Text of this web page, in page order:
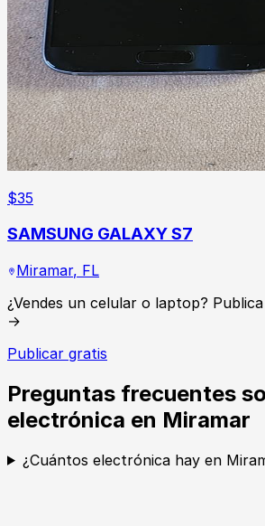
$35
SAMSUNG GALAXY S7
Miramar, FL
¿Vendes un celular o laptop?
→
Publicar gratis
Preguntas frecuentes
electrónica en Miramar
¿Cuántos electrónica hay en